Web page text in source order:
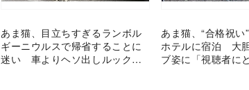
あま猫、目立ちすぎるランボル
ギーニウルスで帰省することに
迷い 車よりヘソ出しルックを
あま猫、“合格祝い
ホテルに宿泊 大
ブ姿に「視聴者に